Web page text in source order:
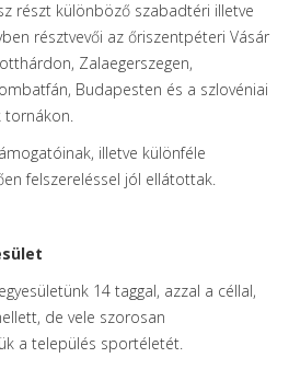
részt különböző szabadtéri illetve
résztvevői az őriszentpéteri Vásár
Zalaegerszegen,
Budapesten és a szlovéniai
tornákon.
illetve különféle
felszereléssel jól ellátottak.
14 taggal, azzal a céllal,
de vele szorosan
a település sportéletét.